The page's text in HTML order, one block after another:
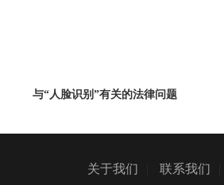
与“人脸识别”有关的法律问题
关于我们 联系我们